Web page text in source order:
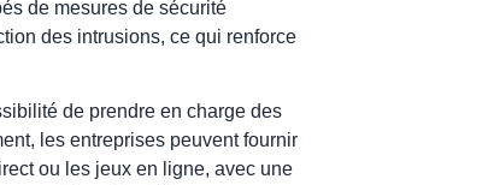
de mesures de sécurité
des intrusions, ce qui renforce
de prendre en charge des
les entreprises peuvent fournir
ou les jeux en ligne, avec une